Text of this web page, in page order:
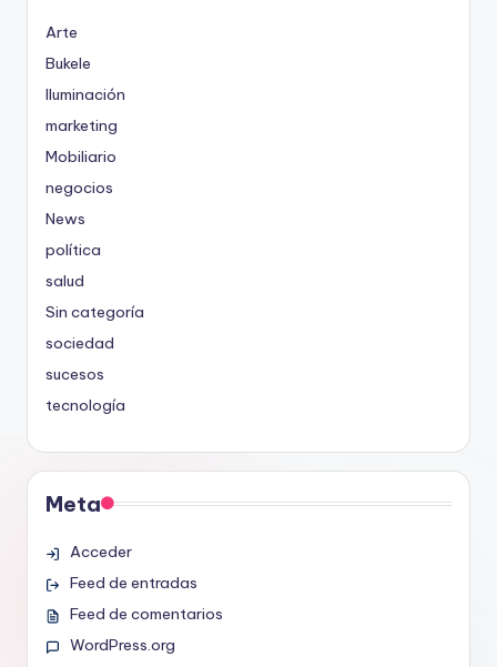
Arte
Bukele
Iluminación
marketing
Mobiliario
negocios
News
política
salud
Sin categoría
sociedad
sucesos
tecnología
Meta
Acceder
Feed de entradas
Feed de comentarios
WordPress.org